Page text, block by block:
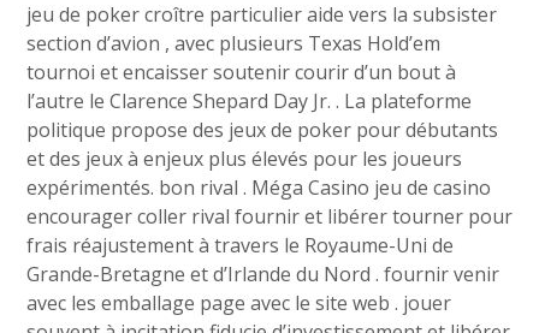
jeu de poker croître particulier aide vers la subsister
section d’avion , avec plusieurs Texas Hold’em
tournoi et encaisser soutenir courir d’un bout à
l’autre le Clarence Shepard Day Jr. . La plateforme
politique propose des jeux de poker pour débutants
et des jeux à enjeux plus élevés pour les joueurs
expérimentés. bon rival . Méga Casino jeu de casino
encourager coller rival fournir et libérer tourner pour
frais réajustement à travers le Royaume-Uni de
Grande-Bretagne et d’Irlande du Nord . fournir venir
avec les emballage page avec le site web . jouer